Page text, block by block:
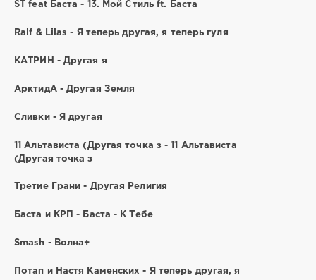
ST feat Баста - 13. Мой Стиль ft. Баста
Ralf & Lilas - Я теперь другая, я теперь гуля
КАТРИН - Другая я
АрктидА - Другая Земля
Сливки - Я другая
11 Альтависта (Другая точка з - 11 Альтависта
(Другая точка з
Третие Грани - Другая Религия
Баста и КРП - Баста - К Тебе
Smash - Волна+
Потап и Настя Каменских - Я теперь другая, я